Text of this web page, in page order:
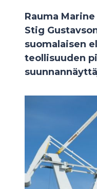
Rauma
Stig
suomalaisen
teollisuuden